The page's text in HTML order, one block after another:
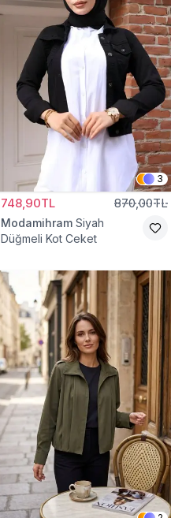
3
748,90TL 870,00TL
Modamihram Siyah
Düğmeli Kot Ceket